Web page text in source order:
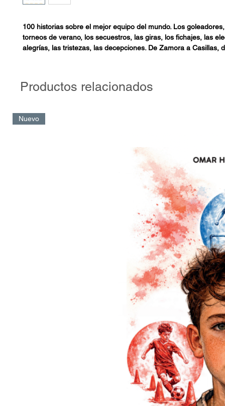
100 historias sobre el mejor equipo del mundo. Los
torneos de verano, los secuestros, las giras, los fichajes, las
alegrías, las tristezas, las decepciones. De Zamora a Casillas,
O’Donnell a la nueva reforma del Santiago Bernabéu, desde
envuelve la religión del madridismo.
Productos relacionados
Nuevo